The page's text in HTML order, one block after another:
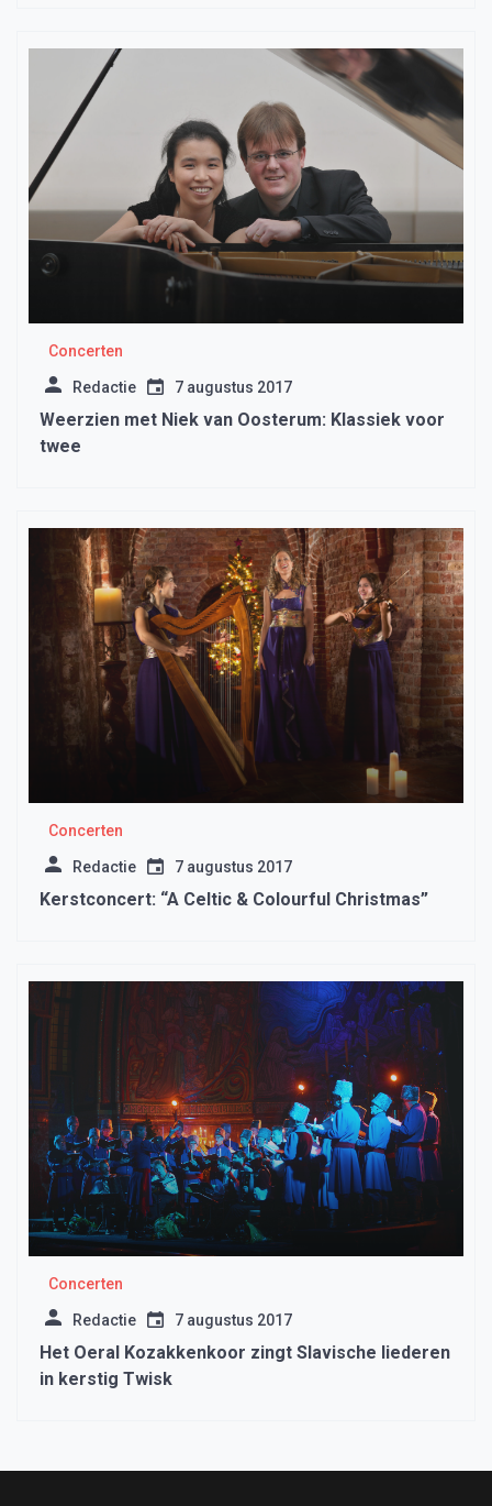
Concerten
Redactie 7 augustus 2017
Weerzien met Niek van Oosterum: Klassiek voor
twee
Concerten
Redactie 7 augustus 2017
Kerstconcert: “A Celtic & Colourful Christmas”
Concerten
Redactie 7 augustus 2017
Het Oeral Kozakkenkoor zingt Slavische liederen
in kerstig Twisk